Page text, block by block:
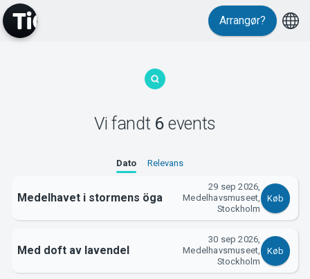
MyTickster
Support
Arrangør?
Vi fandt 6 events
Dato Relevans
Medelhavet i stormens öga
29 sep 2026,
Medelhavsmuseet,
Stockholm
Køb
Med doft av lavendel
30 sep 2026,
Medelhavsmuseet,
Stockholm
Køb